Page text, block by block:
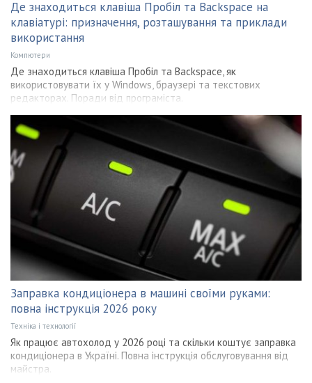
Де знаходиться клавіша Пробіл та Backspace на
клавіатурі: призначення, розташування та приклади
використання
Компютери
Де знаходиться клавіша Пробіл та Backspace, як
використовувати їх у Windows, браузері та текстових
редакторах. Поради від програміста.
Заправка кондиціонера в машині своїми руками:
повна інструкція 2026 року
Техніка і технології
Як працює автохолод у 2026 році та скільки коштує заправка
кондиціонера в Україні. Повна інструкція обслуговування від
майстра.